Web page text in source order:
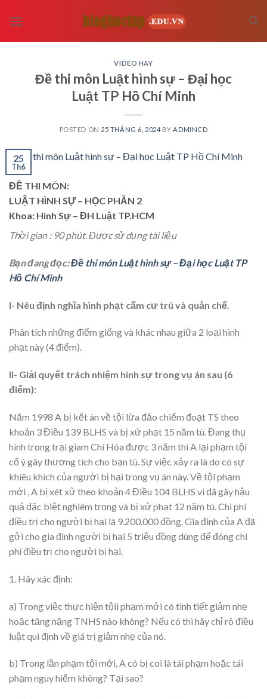
VIDEO HAY
Đề thi môn Luật hình sự – Đại học
Luật TP Hồ Chí Minh
POSTED ON 25 THÁNG 6, 2024 BY ADMINCD
25
Th6
ĐỀ THI MÔN:
LUẬT HÌNH SỰ – HỌC PHẦN 2
Khoa: Hình Sự – ĐH Luật TP.HCM
Thời gian : 90 phút. Được sử dụng tài liệu
Bạn đang đọc:Đề thi môn Luật hình sự – Đại học Luật TP
Hồ Chí Minh
I- Nêu định nghĩa hình phạt cấm cư trú và quản chế.
Phân tích những điểm giống và khác nhau giữa 2 loại hình
phạt này (4 điểm).
II- Giải quyết trách nhiệm hình sự trong vụ án sau (6
điểm):
Năm 1998 A bị kết án về tội lừa đảo chiếm đoạt TS theo
khoản 3 Điều 139 BLHS và bị xử phạt 15 năm tù. Đang thụ
hình trong trại giam Chí Hòa được 3 năm thì A lại phạm tội
cố ý gây thương tích cho bạn tù. Sự việc xảy ra là do có sự
khiêu khích của người bị hại trong vụ án này. Về tội phạm
mới , A bị xét xử theo khoản 4 Điều 104 BLHS vì đã gây hậu
quả đặc biệt nghiêm trọng và bị xử phạt 12 năm tù. Chi phí
điều trị cho người bị hại là 9.200.000 đồng. Gia đình của A đã
gởi cho gia đình người bị hại 5 triệu đồng dùng để đóng chi
phí điều trị cho người bị hại.
1. Hãy xác định:
a) Trong việc thực hiện tộii phạm mới có tình tiết giảm nhẹ
hoặc tăng nặng TNHS nào không? Nếu có thì hãy chỉ rõ điều
luật qui định về giá trị giảm nhẹ của nó.
b) Trong lần phạm tội mới, A có bị coi là tái phạm hoặc tái
phạm nguy hiểm không? Tại sao?